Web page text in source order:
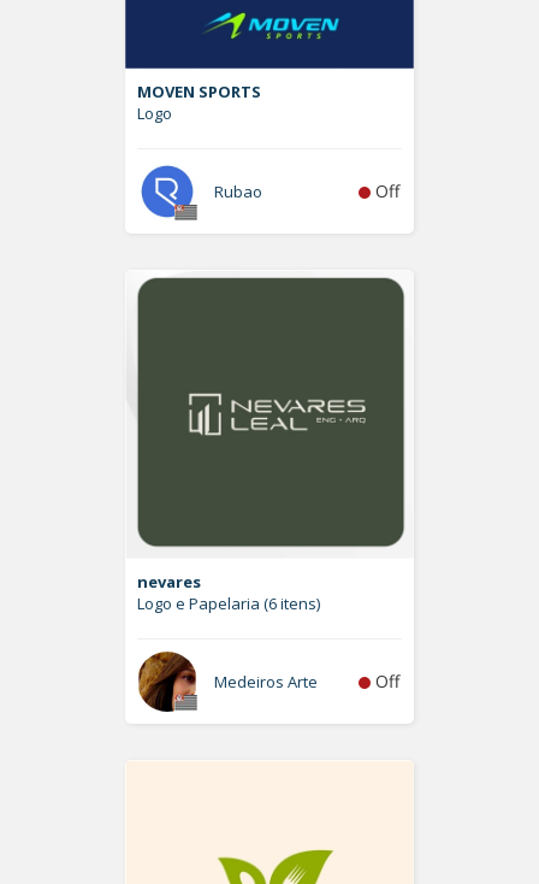
MOVEN SPORTS
Logo
Rubao Off
nevares
Logo e Papelaria (6 itens)
Medeiros Arte Off